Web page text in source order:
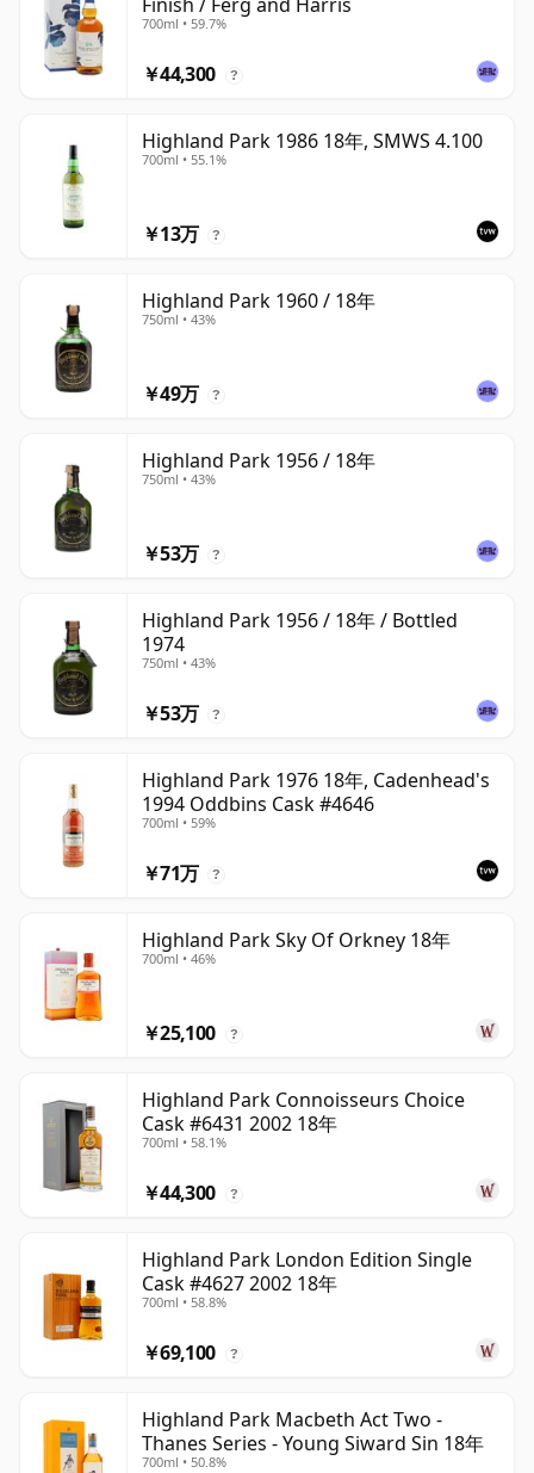
700ml • 59.7%
￥44,300 ?
Highland Park 1986 18年, SMWS 4.100
700ml • 55.1%
￥13万 ?
Highland Park 1960 / 18年
750ml • 43%
￥49万 ?
Highland Park 1956 / 18年
750ml • 43%
￥53万 ?
Highland Park 1956 / 18年 / Bottled
1974
750ml • 43%
￥53万 ?
Highland Park 1976 18年, Cadenhead's
1994 Oddbins Cask #4646
700ml • 59%
￥71万 ?
Highland Park Sky Of Orkney 18年
700ml • 46%
￥25,100 ?
Highland Park Connoisseurs Choice
Cask #6431 2002 18年
700ml • 58.1%
￥44,300 ?
Highland Park London Edition Single
Cask #4627 2002 18年
700ml • 58.8%
￥69,100 ?
Highland Park Macbeth Act Two -
Thanes Series - Young Siward Sin 18年
700ml • 50.8%